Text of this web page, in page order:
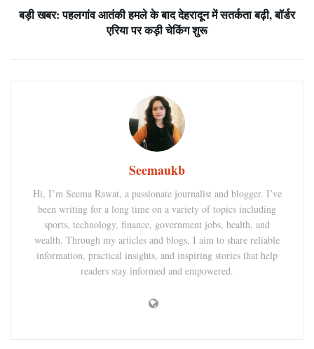
बड़ी खबर: पहलगांव आतंकी हमले के बाद देहरादून में सतर्कता बढ़ी, बॉर्डर
एरिया पर कड़ी चेकिंग शुरू
Seemaukb
Hi, I’m Seema Rawat, a passionate journalist and blogger. I’ve
been writing for a long time on a variety of topics including
sports, technology, finance, government jobs, health, and
wealth. Through my articles and blogs, I aim to share reliable
information, practical insights, and inspiring stories that help
readers stay informed and empowered.